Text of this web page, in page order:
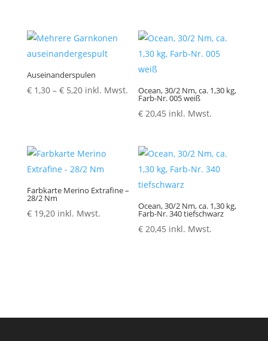
Auseinanderspulen
€1,30 – €5,20Preisspanne:
inkl. Mwst. Ocean, 30/2 Nm, ca. 1,30 kg,
Farb-Nr. 005 weiß
€ 20,45 inkl. Mwst.
Farbkarte Merino Extrafine –
28/2 Nm
€19,20 inkl. Mwst.
Ocean, 30/2 Nm, ca. 1,30 kg,
Farb-Nr. 340 tiefschwarz
€ 20,45 inkl. Mwst.